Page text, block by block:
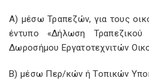
Α) μέσω Τραπεζών, για τους
έντυπο «Δήλωση
Δωροσήμου Εργατοτεχνιτών
Β) μέσω Περ/κών ή Τοπικών